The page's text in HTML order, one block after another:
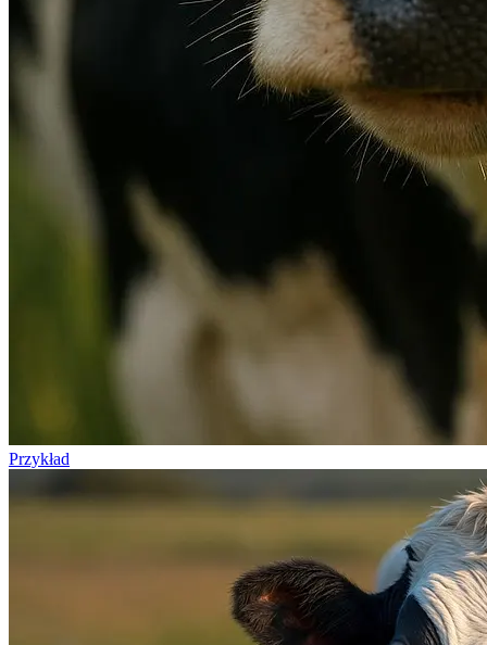
Przykład